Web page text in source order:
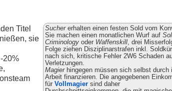
Suchererhalten einen festen Sold vom
Sie machen einen monatlichen Wurf auf
Criminologyoder Waffenskill, drei
Folge ziehen Disziplinarstrafen inkl.
nach sich, kritische Fehler 2W6 Schaden
Verletzungen.
Magierhingegen müssen sich selbst durch
Arbeit finanzieren. Die angegebenen
für Vollmagiersind daher
Titel
sie
20%